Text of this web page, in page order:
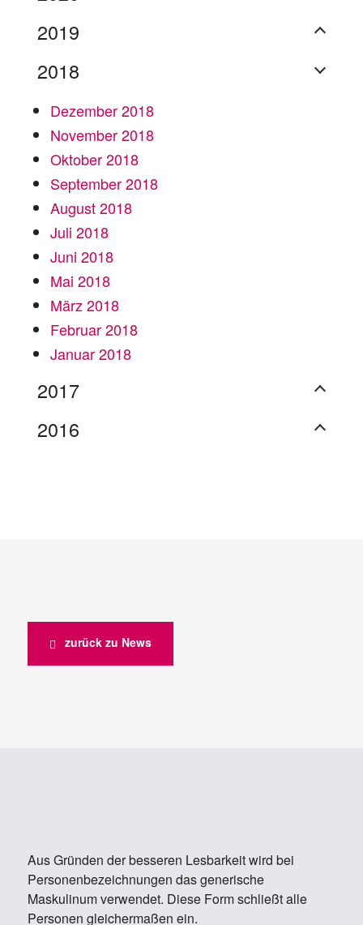
2019
2018
Dezember 2018
November 2018
Oktober 2018
September 2018
August 2018
Juli 2018
Juni 2018
Mai 2018
März 2018
Februar 2018
Januar 2018
2017
2016
zurück zu News
Aus Gründen der besseren Lesbarkeit wird bei
Personenbezeichnungen das generische
Maskulinum verwendet. Diese Form schließt alle
Personen gleichermaßen ein.